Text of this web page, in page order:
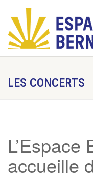
LES CONCERTS
L’Espace
accueille